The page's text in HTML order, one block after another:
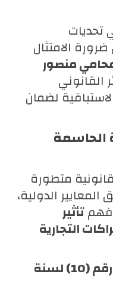
تحديات
الامتثال
منصور
القانوني
لضمان
الحاسمة
متطورة
الدولية،
فهمتأثير
التجارية
1. المرسوم بقانون اتحادي رقم (10) لسنة